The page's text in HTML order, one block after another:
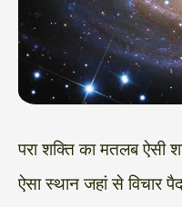
परा शक्ति का मतलब ऐसी
ऐसा स्थान जहां से विचार